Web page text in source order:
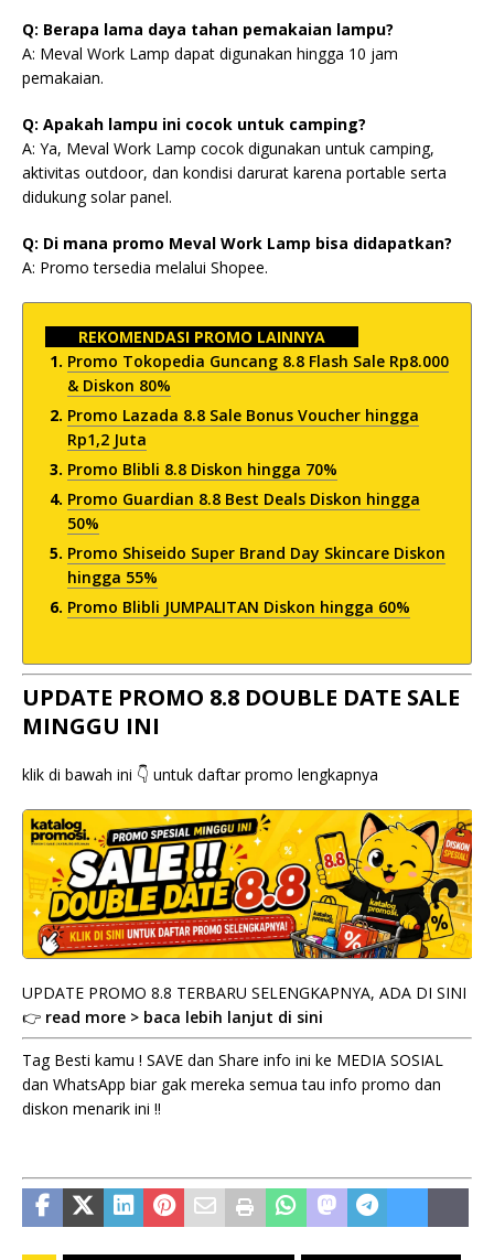
Q: Berapa lama daya tahan pemakaian lampu?
A: Meval Work Lamp dapat digunakan hingga 10 jam
pemakaian.
Q: Apakah lampu ini cocok untuk camping?
A: Ya, Meval Work Lamp cocok digunakan untuk camping,
aktivitas outdoor, dan kondisi darurat karena portable serta
didukung solar panel.
Q: Di mana promo Meval Work Lamp bisa didapatkan?
A: Promo tersedia melalui Shopee.
REKOMENDASI PROMO LAINNYA
Promo Tokopedia Guncang 8.8 Flash Sale Rp8.000
& Diskon 80%
Promo Lazada 8.8 Sale Bonus Voucher hingga
Rp1,2 Juta
Promo Blibli 8.8 Diskon hingga 70%
Promo Guardian 8.8 Best Deals Diskon hingga
50%
Promo Shiseido Super Brand Day Skincare Diskon
hingga 55%
Promo Blibli JUMPALITAN Diskon hingga 60%
UPDATE PROMO 8.8 DOUBLE DATE SALE
MINGGU INI
klik di bawah ini 👇 untuk daftar promo lengkapnya
UPDATE PROMO 8.8 TERBARU SELENGKAPNYA, ADA DI SINI
👉 read more > baca lebih lanjut di sini
Tag Besti kamu ! SAVE dan Share info ini ke MEDIA SOSIAL
dan WhatsApp biar gak mereka semua tau info promo dan
diskon menarik ini !!